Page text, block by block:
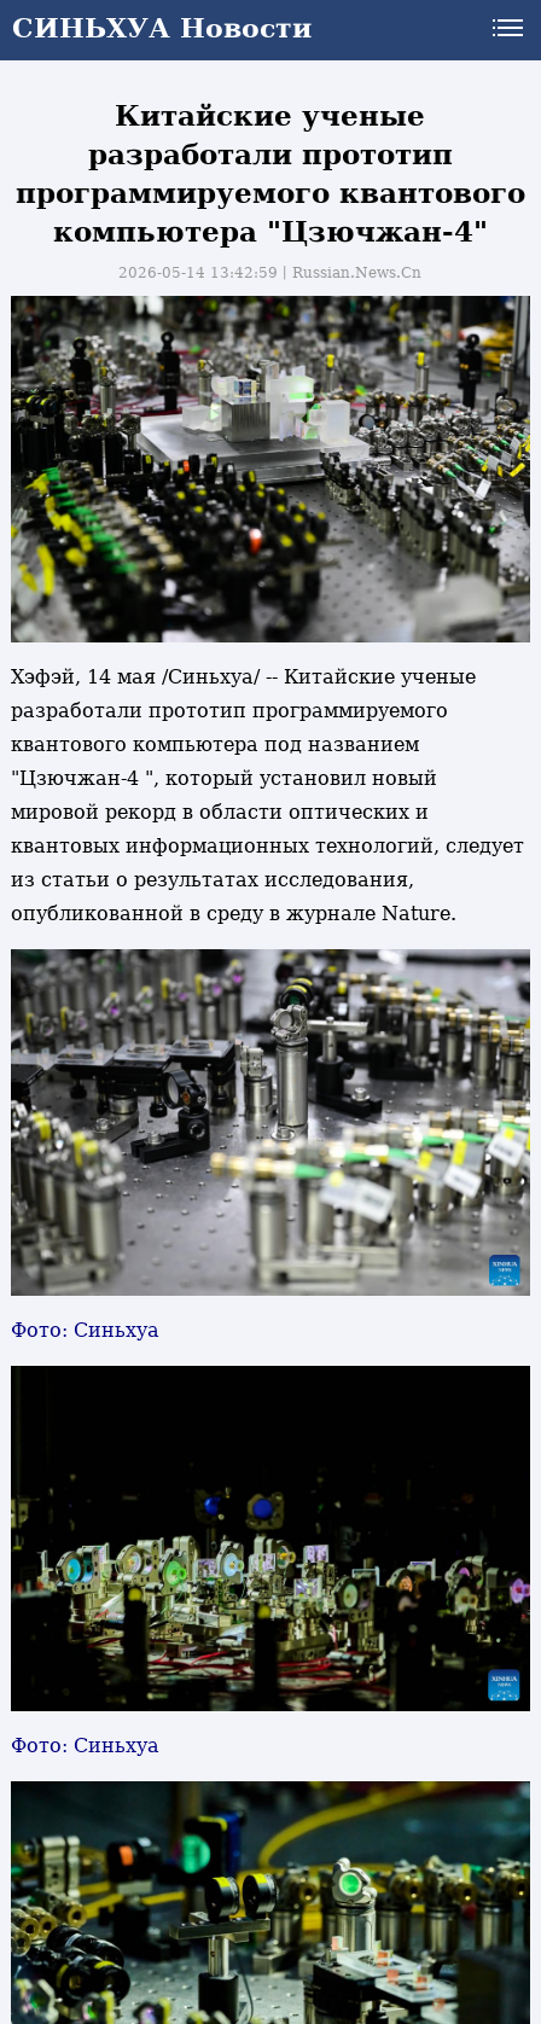
СИНЬХУА Новости
СИНЬХУА Новости
Китайские ученые
разработали прототип
программируемого квантового
компьютера "Цзючжан-4"
2026-05-14 13:42:59丨Russian.News.Cn
Хэфэй, 14 мая /Синьхуа/ -- Китайские ученые
разработали прототип программируемого
квантового компьютера под названием
"Цзючжан-4 ", который установил новый
мировой рекорд в области оптических и
квантовых информационных технологий, следует
из статьи о результатах исследования,
опубликованной в среду в журнале Nature.
Фото: Синьхуа
Фото: Синьхуа